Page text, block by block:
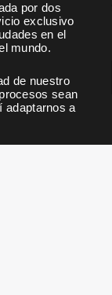
por dos
exclusivo
en el
mundo.
de nuestro
sean
adaptarnos a